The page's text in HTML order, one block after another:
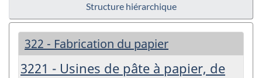
Structure hiérarchique
322 - Fabrication du papier
3221 - Usines de pâte à papier, de